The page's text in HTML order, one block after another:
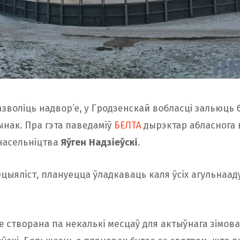
надвор’е, у Гродзенскай вобласці зальюць
Пра гэта паведаміў БЕЛТА дырэктар
Яўген Надзіеўскі.
плануецца ўладкаваць каля ўсіх
па некалькі месцаў для актыўнага